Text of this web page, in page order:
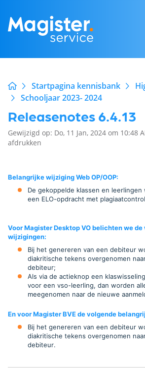
Startpagina kennisbank
Schooljaar 2023- 2024
Releasenotes 6.4.13
Gewijzigd op: Do, 11 Jan, 2024 om 10:48
afdrukken
Belangrijke wijziging Web OP/OOP:
De gekoppelde klassen en
een ELO-opdracht met
Voor Magister Desktop VO belichten we de
wijzigingen:
Bij het genereren van een debiteur
diakritische tekens overgenomen
debiteur;
Als via de actieknop een
voor een vso-leerling, dan worden
meegenomen naar de nieuwe
En voor Magister BVE de volgende b
Bij het genereren van een debiteur
diakritische tekens overgenomen
debiteur.